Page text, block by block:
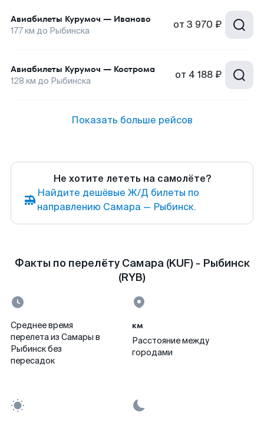
Авиабилеты Курумоч — Иваново
177км до Рыбинска от 3 970 ₽
Авиабилеты Курумоч — Кострома
128 км до Рыбинска от 4 188 ₽
Показать больше рейсов
Не хотите лететь на самолёте?
Найдите дешёвые Ж/Д билеты по
направлению Самара — Рыбинск.
Факты по перелёту Самара (KUF) - Рыбинск
(RYB)
Среднее время
перелета из Самары в
Рыбинск без
пересадок
км
Расстояние между
городами